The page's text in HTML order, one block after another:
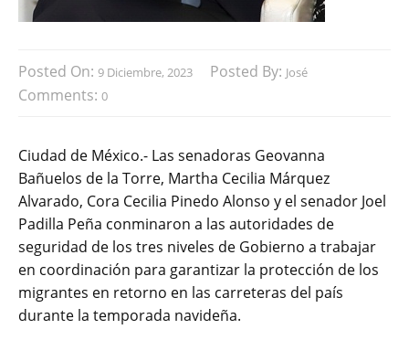
Posted On: 9 Diciembre, 2023 Posted By: José
Comments: 0
Ciudad de México.- Las senadoras Geovanna
Bañuelos de la Torre, Martha Cecilia Márquez
Alvarado, Cora Cecilia Pinedo Alonso y el senador Joel
Padilla Peña conminaron a las autoridades de
seguridad de los tres niveles de Gobierno a trabajar
en coordinación para garantizar la protección de los
migrantes en retorno en las carreteras del país
durante la temporada navideña.